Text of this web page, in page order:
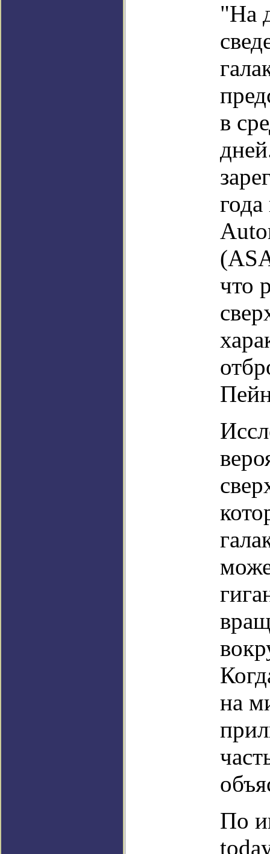
"На
в
что
на
По